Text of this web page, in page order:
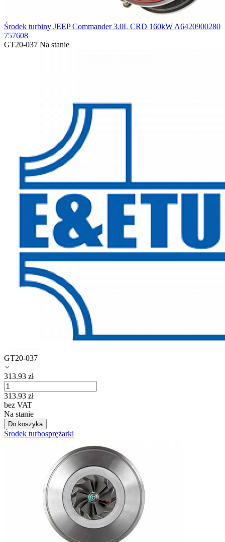
Środek turbiny JEEP Commander 3.0L CRD 160kW A6420900280
757608
GT20-037 Na stanie
GT20-037
313.93 zł
313.93 zł
bez VAT
Na stanie
Do koszyka
Środek turbosprężarki